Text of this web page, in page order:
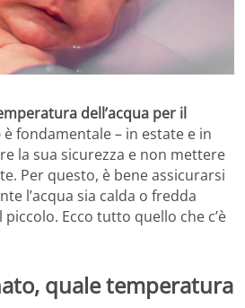
dell’acqua per il
è fondamentale – in estate e in
la sua sicurezza e non mettere
Per questo, è bene assicurarsi
l’acqua sia calda o fredda
Ecco tutto quello che c’è
quale temperatura